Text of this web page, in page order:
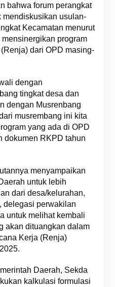
bahwa forum perangkat
mendiskusikan usulan-
Kecamatan menurut
program
dari OPD masing-
dengan
tingkat desa dan
dengan Musrenbang
musrembang ini kita
yang ada di OPD
dokumen RKPD tahun
menyampaikan
untuk lebih
dari desa/kelurahan,
delegasi perwakilan
untuk melihat kembali
akan dituangkan dalam
Kerja (Renja)
Daerah, Sekda
kalkulasi formulasi